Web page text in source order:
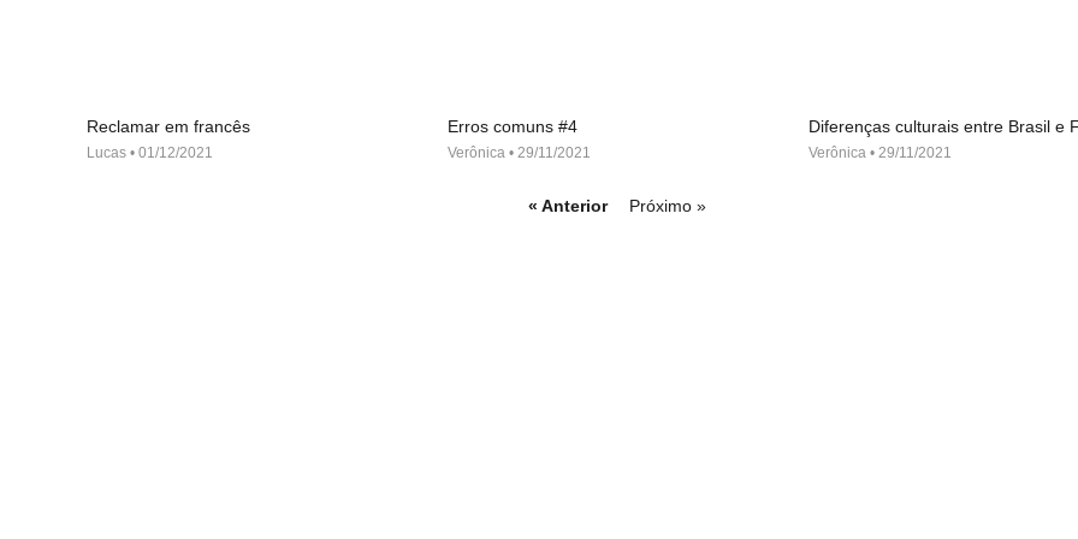
Reclamar em francês
Lucas 01/12/2021
Erros comuns #4
Verônica 29/11/2021
Diferenças culturais entre Brasil e
Verônica 29/11/2021
« Anterior Próximo »